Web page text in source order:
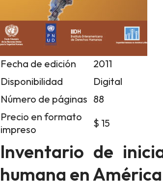
Fecha de edición
2011
Disponibilidad
Digital
Número de páginas 88
Precio en formato
impreso
$ 15
Inventario de
humana en